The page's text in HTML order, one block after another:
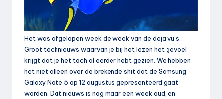
Het was afgelopen week de week van de deja vu’s.
Groot technieuws waarvan je bij het lezen het gevoel
krijgt dat je het toch al eerder hebt gezien. We hebben
het niet alleen over de brekende shit dat de Samsung
Galaxy Note 5 op 12 augustus gepresenteerd gaat
worden. Dat nieuws is nog maar een week oud, en